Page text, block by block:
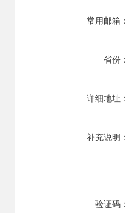
常用邮箱：
省份：
详细地址：
补充说明：
验证码：